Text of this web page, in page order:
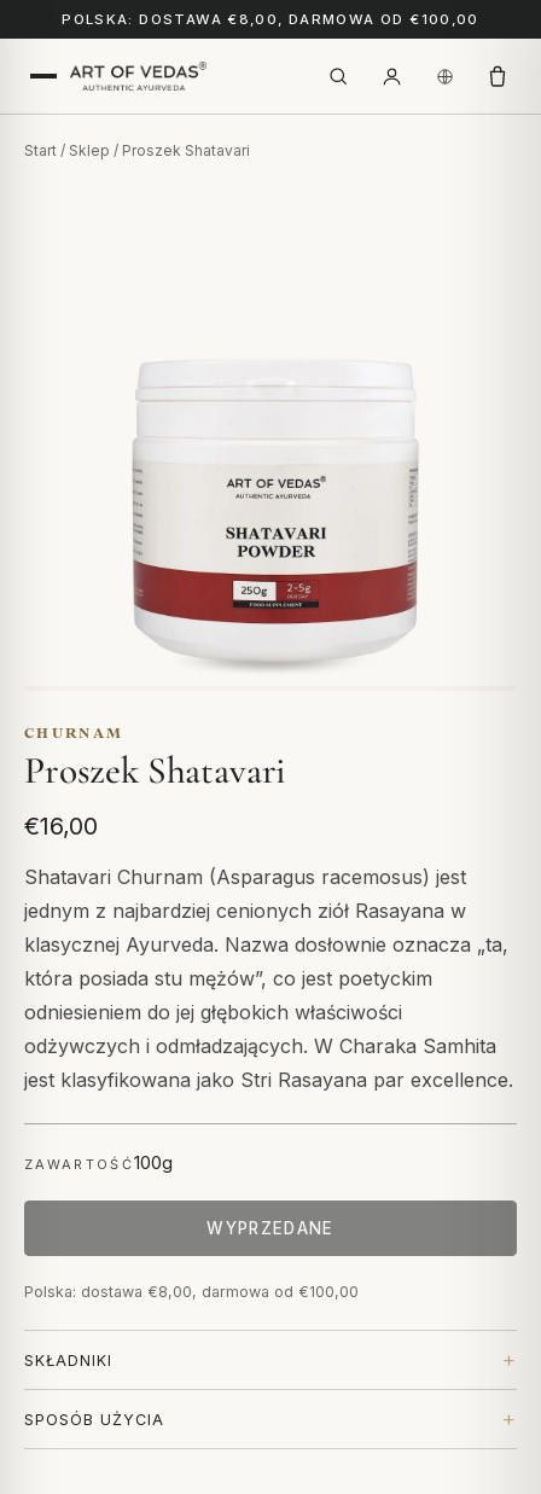
POLSKA: DOSTAWA €8,00, DARMOWA OD €100,00
Start / Sklep / Proszek Shatavari
CHURNAM
Proszek Shatavari
€16,00
Shatavari Churnam (Asparagus racemosus) jest
jednym z najbardziej cenionych ziół Rasayana w
klasycznej Ayurveda. Nazwa dosłownie oznacza „ta,
która posiada stu mężów”, co jest poetyckim
odniesieniem do jej głębokich właściwości
odżywczych i odmładzających. W Charaka Samhita
jest klasyfikowana jako Stri Rasayana par excellence.
ZAWARTOŚĆ100g
WYPRZEDANE
Polska: dostawa €8,00, darmowa od €100,00
SKŁADNIKI
SPOSÓB UŻYCIA